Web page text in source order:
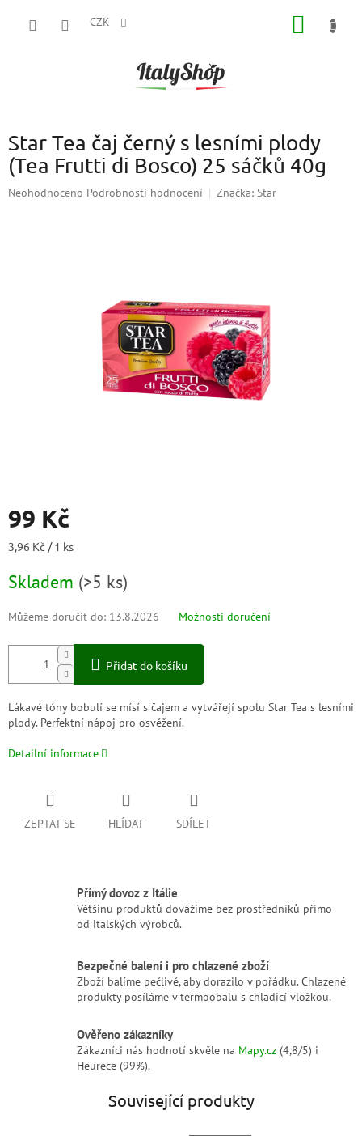
CZK
Star Tea čaj černý s lesními plody
(Tea Frutti di Bosco) 25 sáčků 40g
Průměrné
Neohodnoceno Podrobnosti hodnocení Značka: Star
99 Kč
Měrná
3,96 Kč / 1 ks
Skladem (>5 ks)
Můžeme doručit do: 13.8.2026 Možnosti doručení
Přidat do košíku
Lákavé tóny bobulí se mísí s čajem a vytvářejí spolu Star Tea s lesními
plody. Perfektní nápoj pro osvěžení.
Detailní informace
ZEPTAT SE HLÍDAT SDÍLET
Přímý dovoz z Itálie
Většinu produktů dovážíme bez prostředníků přímo
od italských výrobců.
Bezpečné balení i pro chlazené zboží
Zboží balíme pečlivě, aby dorazilo v pořádku. Chlazené
produkty posíláme v termoobalu s chladicí vložkou.
Ověřeno zákazníky
Zákazníci nás hodnotí skvěle na Mapy.cz (4,8/5) i
Heurece (99%).
Související produkty